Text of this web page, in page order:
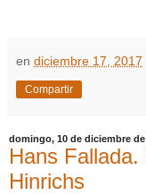
en diciembre 17, 2017
Compartir
domingo, 10 de diciembre de
Hans
Hinrichs